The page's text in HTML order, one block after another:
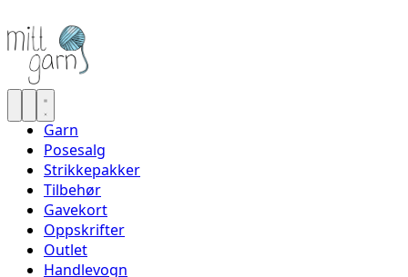
Garn
Posesalg
Strikkepakker
Tilbehør
Gavekort
Oppskrifter
Outlet
Handlevogn